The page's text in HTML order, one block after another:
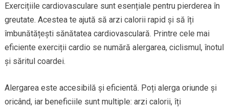
Exercițiile cardiovasculare sunt esențiale pentru pierderea în
greutate. Acestea te ajută să arzi calorii rapid și să îți
îmbunătățești sănătatea cardiovasculară. Printre cele mai
eficiente exerciții cardio se numără alergarea, ciclismul, înotul
și săritul coardei.
Alergarea este accesibilă și eficientă. Poți alerga oriunde și
oricând, iar beneficiile sunt multiple: arzi calorii, îți